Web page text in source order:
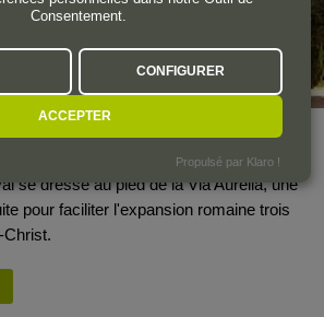
600 ha.
se dresse au pied de la Via Aurelia, une
pour faciliter l'expansion romaine trois
Consentement.
CONFIGURER
ACCEPTER
Propulsé par Klaro !